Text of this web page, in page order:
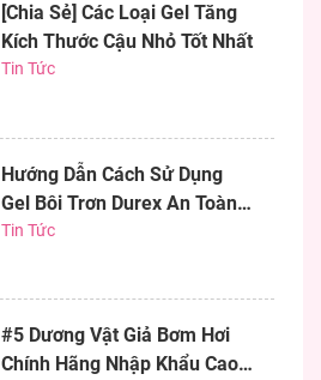
[Chia Sẻ] Các Loại Gel Tăng
Kích Thước Cậu Nhỏ Tốt Nhất
Tin Tức
Hướng Dẫn Cách Sử Dụng
Gel Bôi Trơn Durex An Toàn
Hiệu Quả
Tin Tức
#5 Dương Vật Giả Bơm Hơi
Chính Hãng Nhập Khẩu Cao